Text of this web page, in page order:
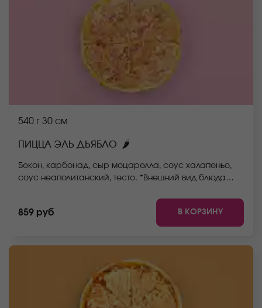
540 г 30 см
ПИЦЦА ЭЛЬ ДЬЯБЛО 🌶
Бекон, карбонад, сыр моцарелла, соус халапеньо,
соус неаполитанский, тесто. *Внешний вид блюда
859 руб В КОРЗИНУ